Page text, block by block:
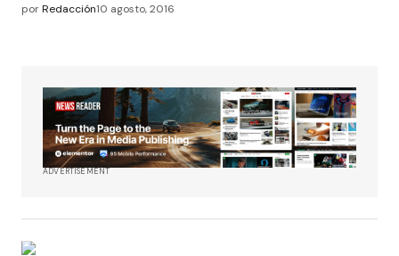
porRedacción10 agosto, 2016
ADVERTISEMENT